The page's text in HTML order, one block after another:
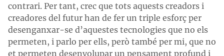
contrari. Per tant, crec que tots aquests creadors i
creadores del futur han de fer un triple esforç per
desenganxar-se d’aquestes tecnologies que no els
permeten, i parlo per ells, però també per mi, que no
et permeten desenvolupar un pensament profund i